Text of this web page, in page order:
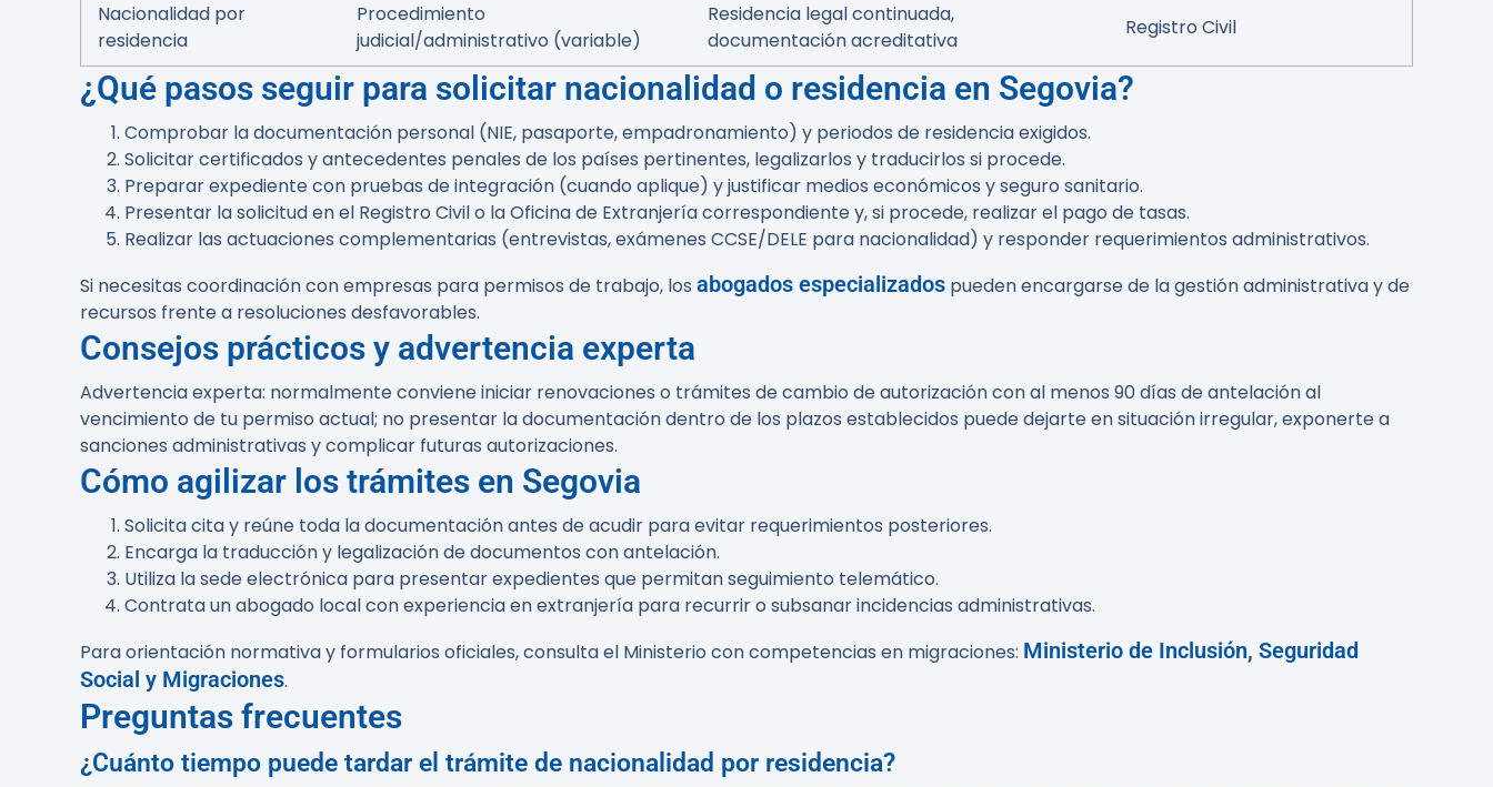
Nacionalidad por
residencia
Procedimiento
judicial/administrativo (variable)
Residencia legal continuada,
documentación acreditativa
Registro Civil
¿Qué pasos seguir para solicitar nacionalidad o residencia en Segovia?
Comprobar la documentación personal (NIE, pasaporte, empadronamiento) y periodos de residencia exigidos.
Solicitar certificados y antecedentes penales de los países pertinentes, legalizarlos y traducirlos si procede.
Preparar expediente con pruebas de integración (cuando aplique) y justificar medios económicos y seguro sanitario.
Presentar la solicitud en el Registro Civil o la Oficina de Extranjería correspondiente y, si procede, realizar el pago de tasas.
Realizar las actuaciones complementarias (entrevistas, exámenes CCSE/DELE para nacionalidad) y responder requerimientos administrativos.
Si necesitas coordinación con empresas para permisos de trabajo, los abogados especializados pueden encargarse de la gestión administrativa y de
recursos frente a resoluciones desfavorables.
Consejos prácticos y advertencia experta
Advertencia experta: normalmente conviene iniciar renovaciones o trámites de cambio de autorización con al menos 90 días de antelación al
vencimiento de tu permiso actual; no presentar la documentación dentro de los plazos establecidos puede dejarte en situación irregular, exponerte a
sanciones administrativas y complicar futuras autorizaciones.
Cómo agilizar los trámites en Segovia
Solicita cita y reúne toda la documentación antes de acudir para evitar requerimientos posteriores.
Encarga la traducción y legalización de documentos con antelación.
Utiliza la sede electrónica para presentar expedientes que permitan seguimiento telemático.
Contrata un abogado local con experiencia en extranjería para recurrir o subsanar incidencias administrativas.
Para orientación normativa y formularios oficiales, consulta el Ministerio con competencias en migraciones: Ministerio de Inclusión, Seguridad
Social y Migraciones.
Preguntas frecuentes
¿Cuánto tiempo puede tardar el trámite de nacionalidad por residencia?